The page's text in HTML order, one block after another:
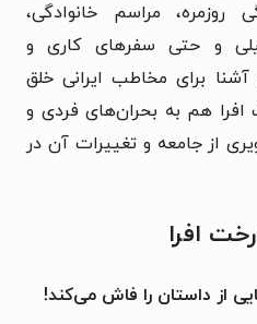
روزمره، مراسم‌ خانوادگی،
و حتی سفرهای کاری و
برای مخاطب ایرانی خلق
هم به بحران‌های فردی و
از جامعه و تغییرات آن در
افرا
از داستان را فاش می‌کند!